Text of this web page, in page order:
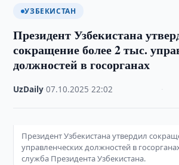
УЗБЕКИСТАН
Президент Узбекистана
сокращение более 2 тыс.
должностей в госорганах
UzDaily ·07.10.2025 ·22:02
Президент Узбекистана утвердил
управленческих должностей в
служба Президента Узбекистана.